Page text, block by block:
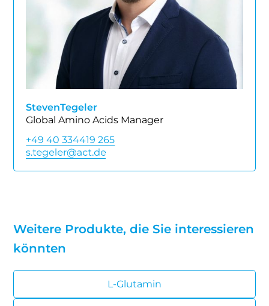
StevenTegeler
Global Amino Acids Manager
+49 40 334419 265
Weitere Produkte, die Sie interessieren
könnten
L-Glutamin